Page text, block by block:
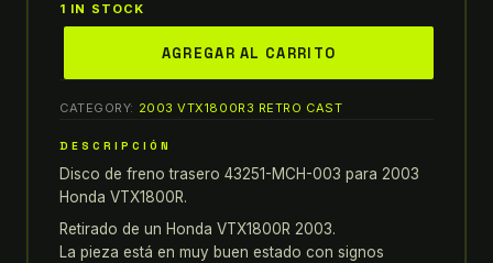
1 IN STOCK
trasero
43251-
MCH-
003
para
honda
AGREGAR AL CARRITO
CATEGORY: 2003 VTX1800R3 RETRO CAST
DESCRIPCIÓN
Disco de freno trasero 43251-MCH-003 para 2003
Honda VTX1800R.
Retirado de un Honda VTX1800R 2003.
La pieza está en muy buen estado con signos